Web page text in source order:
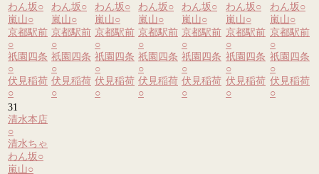
わん坂○
嵐山○
京都駅前
○
祇園四条
○
伏見稲荷
○
わん坂○
嵐山○
京都駅前
○
祇園四条
○
伏見稲荷
○
わん坂○
嵐山○
京都駅前
○
祇園四条
○
伏見稲荷
○
わん坂○
嵐山○
京都駅前
○
祇園四条
○
伏見稲荷
○
わん坂○
嵐山○
京都駅前
○
祇園四条
○
伏見稲荷
○
わん坂○
嵐山○
京都駅前
○
祇園四条
○
伏見稲荷
○
わん坂○
嵐山○
京都駅前
○
祇園四条
○
伏見稲荷
○
31
清水本店
○
清水ちゃ
わん坂○
嵐山○